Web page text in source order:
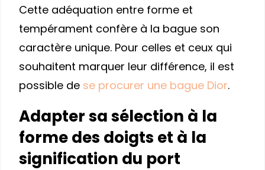
Cette adéquation entre forme et
tempérament confère à la bague son
caractère unique. Pour celles et ceux qui
souhaitent marquer leur différence, il est
possible de se procurer une bague Dior.
Adapter sa sélection à la
forme des doigts et à la
signification du port